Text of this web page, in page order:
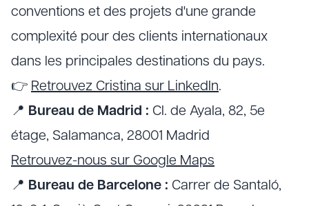
conventions et des projets d'une grande
complexité pour des clients internationaux
dans les principales destinations du pays.
👉 Retrouvez Cristina sur LinkedIn.
📍 Bureau de Madrid : Cl. de Ayala, 82, 5e
étage, Salamanca, 28001 Madrid
Retrouvez-nous sur Google Maps
📍 Bureau de Barcelone : Carrer de Santaló,